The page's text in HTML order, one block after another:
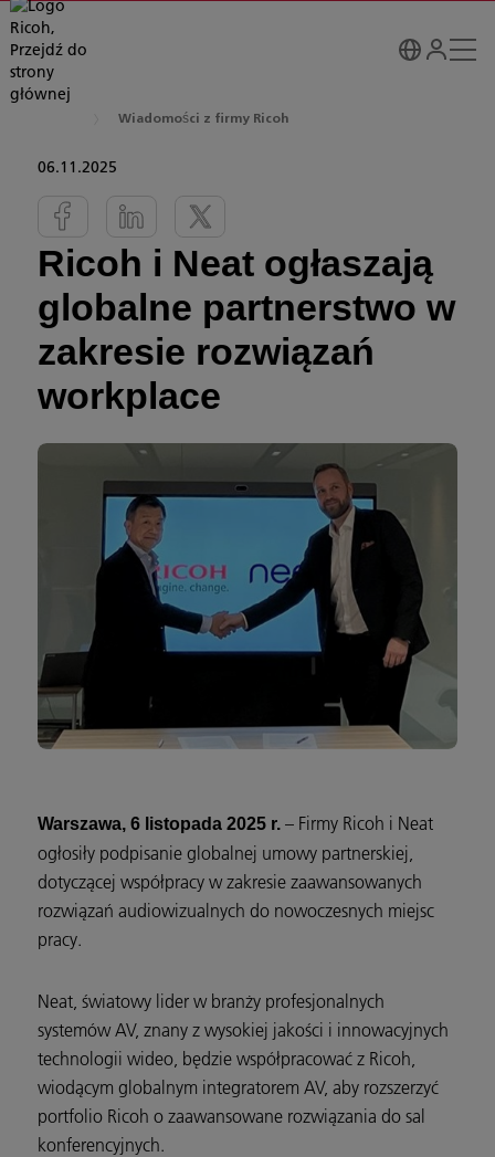
Wiadomości z firmy Ricoh
06.11.2025
Ricoh i Neat ogłaszają
globalne partnerstwo w
zakresie rozwiązań
workplace
Warszawa, 6 listopada 2025 r. – Firmy Ricoh i Neat
ogłosiły podpisanie globalnej umowy partnerskiej,
dotyczącej współpracy w zakresie zaawansowanych
rozwiązań audiowizualnych do nowoczesnych miejsc
pracy.
Neat, światowy lider w branży profesjonalnych
systemów AV, znany z wysokiej jakości i innowacyjnych
technologii wideo, będzie współpracować z Ricoh,
wiodącym globalnym integratorem AV, aby rozszerzyć
portfolio Ricoh o zaawansowane rozwiązania do sal
konferencyjnych.